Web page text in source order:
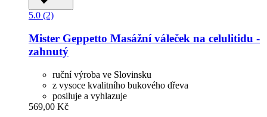
5.0 (2)
Mister Geppetto Masážní váleček na celulitidu -​
zahnutý
ruční výroba ve Slovinsku
z vysoce kvalitního bukového dřeva
posiluje a vyhlazuje
569,00 Kč